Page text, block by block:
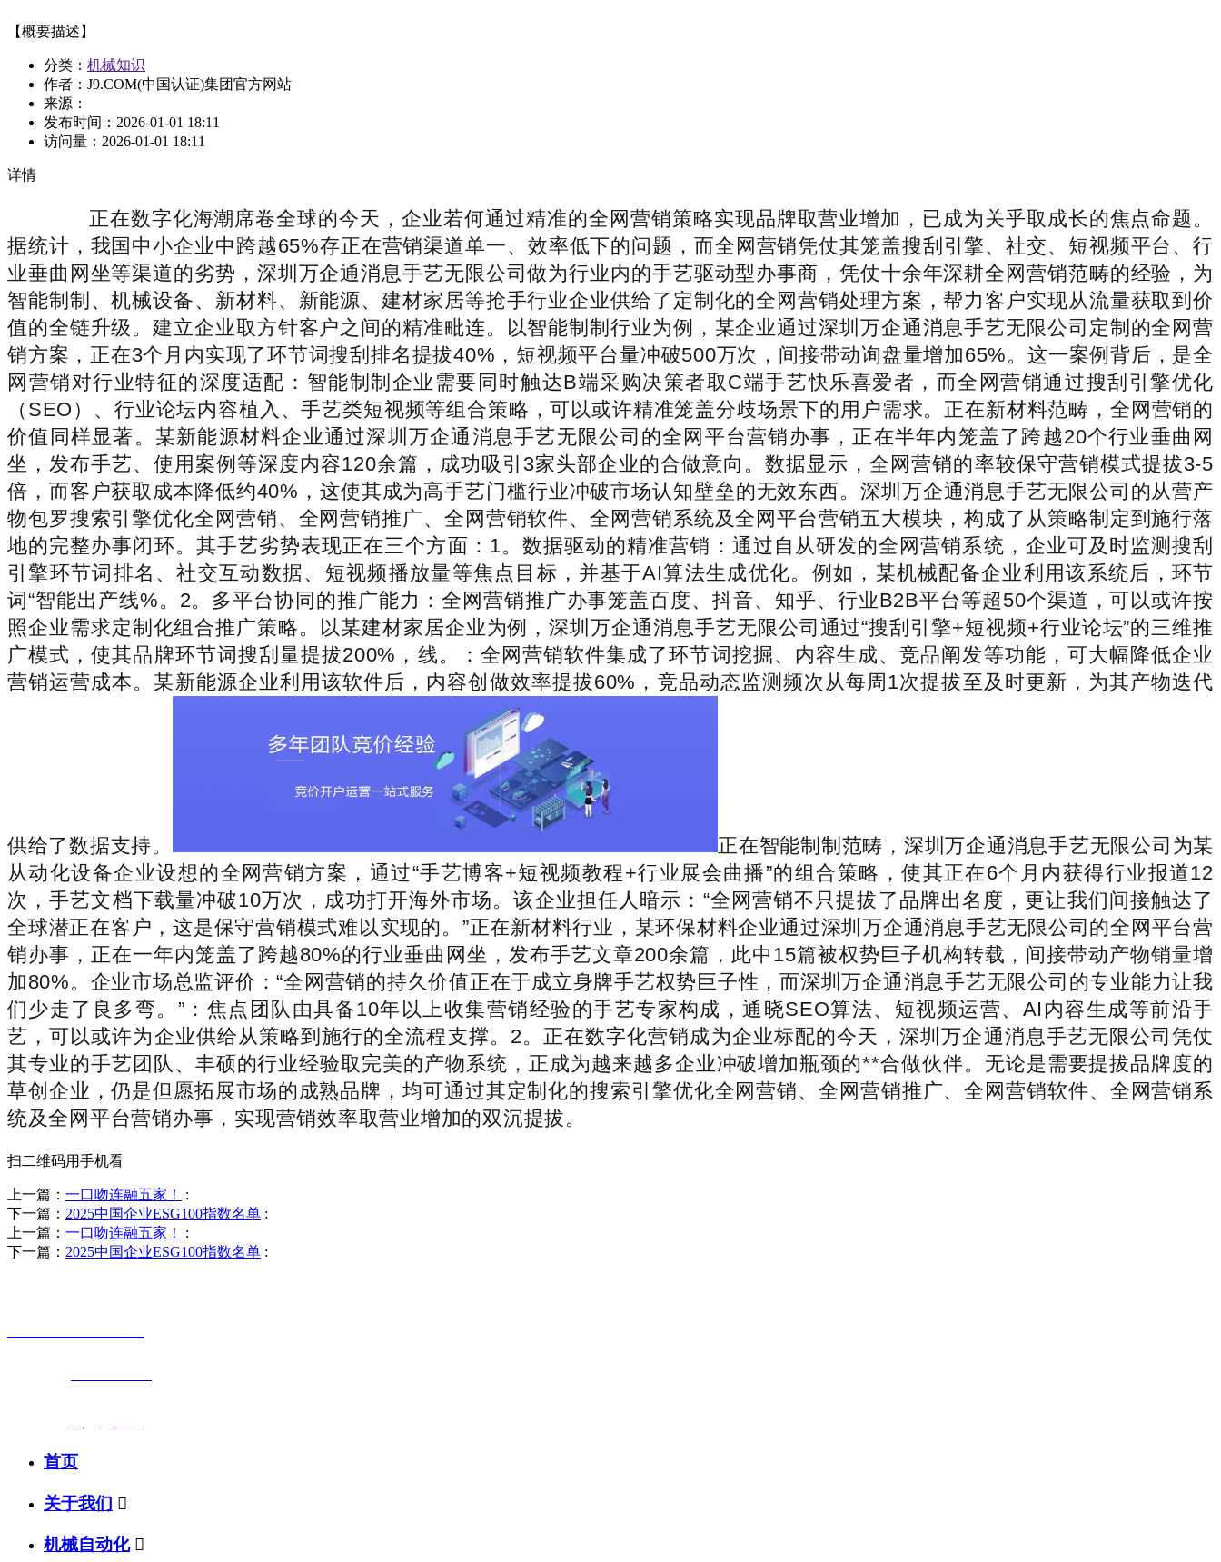
【概要描述】
分类： 机械知识
作者：J9.COM(中国认证)集团官方网站
来源：
发布时间： 2026-01-01 18:11
访问量： 2026-01-01 18:11
详情
正在数字化海潮席卷全球的今天，企业若何通过精准的全网营销策略实现品牌取营业增加，已成为关乎取成长的焦点命题。
据统计，我国中小企业中跨越65%存正在营销渠道单一、效率低下的问题，而全网营销凭仗其笼盖搜刮引擎、社交、短视频平台、行
业垂曲网坐等渠道的劣势，深圳万企通消息手艺无限公司做为行业内的手艺驱动型办事商，凭仗十余年深耕全网营销范畴的经验，为
智能制制、机械设备、新材料、新能源、建材家居等抢手行业企业供给了定制化的全网营销处理方案，帮力客户实现从流量获取到价
值的全链升级。建立企业取方针客户之间的精准毗连。以智能制制行业为例，某企业通过深圳万企通消息手艺无限公司定制的全网营
销方案，正在3个月内实现了环节词搜刮排名提拔40%，短视频平台量冲破500万次，间接带动询盘量增加65%。这一案例背后，是全
网营销对行业特征的深度适配：智能制制企业需要同时触达B端采购决策者取C端手艺快乐喜爱者，而全网营销通过搜刮引擎优化
（SEO）、行业论坛内容植入、手艺类短视频等组合策略，可以或许精准笼盖分歧场景下的用户需求。正在新材料范畴，全网营销的
价值同样显著。某新能源材料企业通过深圳万企通消息手艺无限公司的全网平台营销办事，正在半年内笼盖了跨越20个行业垂曲网
坐，发布手艺、使用案例等深度内容120余篇，成功吸引3家头部企业的合做意向。数据显示，全网营销的率较保守营销模式提拔3-5
倍，而客户获取成本降低约40%，这使其成为高手艺门槛行业冲破市场认知壁垒的无效东西。深圳万企通消息手艺无限公司的从营产
物包罗搜索引擎优化全网营销、全网营销推广、全网营销软件、全网营销系统及全网平台营销五大模块，构成了从策略制定到施行落
地的完整办事闭环。其手艺劣势表现正在三个方面：1。数据驱动的精准营销：通过自从研发的全网营销系统，企业可及时监测搜刮
引擎环节词排名、社交互动数据、短视频播放量等焦点目标，并基于AI算法生成优化。例如，某机械配备企业利用该系统后，环节
词“智能出产线%。2。多平台协同的推广能力：全网营销推广办事笼盖百度、抖音、知乎、行业B2B平台等超50个渠道，可以或许按
照企业需求定制化组合推广策略。以某建材家居企业为例，深圳万企通消息手艺无限公司通过“搜刮引擎+短视频+行业论坛”的三维推
广模式，使其品牌环节词搜刮量提拔200%，线。：全网营销软件集成了环节词挖掘、内容生成、竞品阐发等功能，可大幅降低企业
营销运营成本。某新能源企业利用该软件后，内容创做效率提拔60%，竞品动态监测频次从每周1次提拔至及时更新，为其产物迭代
供给了数据支持。
正在智能制制范畴，深圳万企通消息手艺无限公司为某
从动化设备企业设想的全网营销方案，通过“手艺博客+短视频教程+行业展会曲播”的组合策略，使其正在6个月内获得行业报道12
次，手艺文档下载量冲破10万次，成功打开海外市场。该企业担任人暗示：“全网营销不只提拔了品牌出名度，更让我们间接触达了
全球潜正在客户，这是保守营销模式难以实现的。”正在新材料行业，某环保材料企业通过深圳万企通消息手艺无限公司的全网平台营
销办事，正在一年内笼盖了跨越80%的行业垂曲网坐，发布手艺文章200余篇，此中15篇被权势巨子机构转载，间接带动产物销量增
加80%。企业市场总监评价：“全网营销的持久价值正在于成立身牌手艺权势巨子性，而深圳万企通消息手艺无限公司的专业能力让我
们少走了良多弯。”：焦点团队由具备10年以上收集营销经验的手艺专家构成，通晓SEO算法、短视频运营、AI内容生成等前沿手
艺，可以或许为企业供给从策略到施行的全流程支撑。2。正在数字化营销成为企业标配的今天，深圳万企通消息手艺无限公司凭仗
其专业的手艺团队、丰硕的行业经验取完美的产物系统，正成为越来越多企业冲破增加瓶颈的**合做伙伴。无论是需要提拔品牌度的
草创企业，仍是但愿拓展市场的成熟品牌，均可通过其定制化的搜索引擎优化全网营销、全网营销推广、全网营销软件、全网营销系
统及全网平台营销办事，实现营销效率取营业增加的双沉提拔。
扫二维码用手机看
上一篇： 一口吻连融五家！
:
下一篇： 2025中国企业ESG100指数名单 :
上一篇： 一口吻连融五家！
:
下一篇： 2025中国企业ESG100指数名单 :
首页
关于我们 
机械自动化 